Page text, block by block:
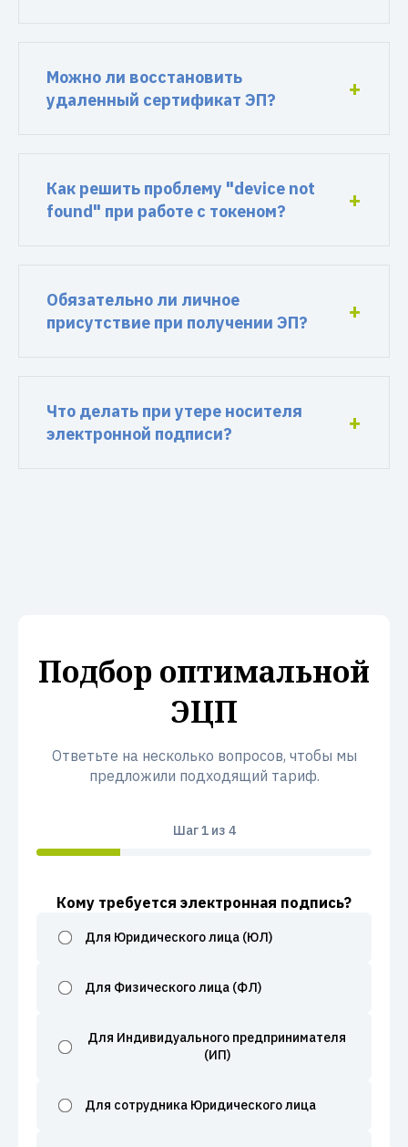
Можно ли восстановить
удаленный сертификат ЭП?
Как решить проблему "device not
found" при работе с токеном?
Обязательно ли личное
присутствие при получении ЭП?
Что делать при утере носителя
электронной подписи?
Подбор оптимальной
ЭЦП
Ответьте на несколько вопросов, чтобы мы
предложили подходящий тариф.
Шаг1из 4
Кому требуется электронная подпись?
Для Юридического лица (ЮЛ)
Для Физического лица (ФЛ)
Для Индивидуального предпринимателя
(ИП)
Для сотрудника Юридического лица